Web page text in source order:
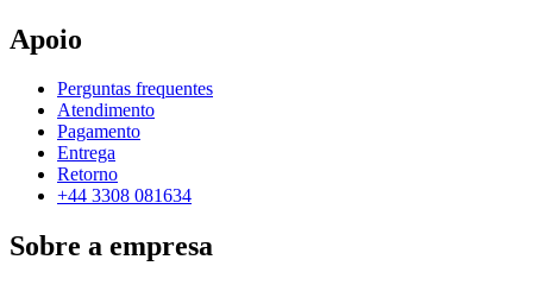
Apoio
Perguntas frequentes
Atendimento
Pagamento
Entrega
Retorno
+44 3308 081634
Sobre a empresa